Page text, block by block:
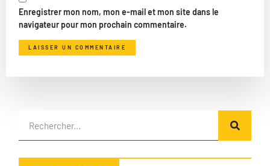
Enregistrer mon nom, mon e-mail et mon site dans le
navigateur pour mon prochain commentaire.